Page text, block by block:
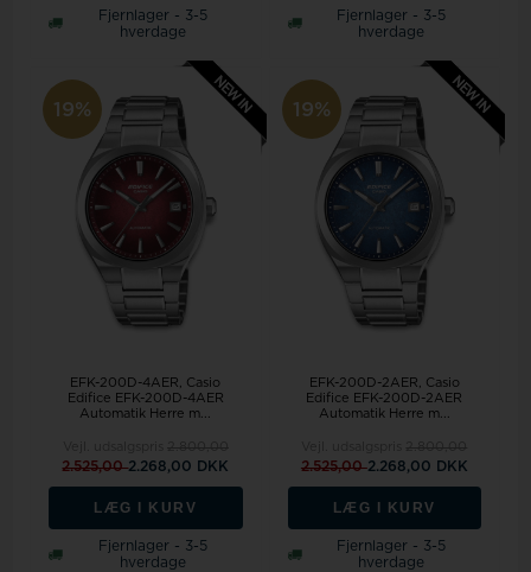
Fjernlager - 3-5
hverdage
Fjernlager - 3-5
hverdage
19%
EFK-200D-4AER, Casio
Edifice EFK-200D-4AER
Automatik Herre m...
2.525,002.268,00 DKK
LÆG I KURV
Fjernlager - 3-5
hverdage
19%
EFK-200D-2AER, Casio
Edifice EFK-200D-2AER
Automatik Herre m...
2.525,002.268,00 DKK
LÆG I KURV
Fjernlager - 3-5
hverdage